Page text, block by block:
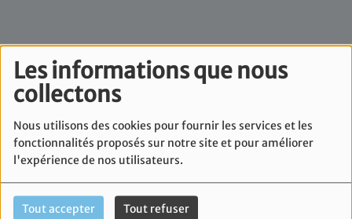
Les informations que nous
collectons
Nous utilisons des cookies pour fournir les services et les
fonctionnalités proposés sur notre site et pour améliorer
l'expérience de nos utilisateurs.
Tout accepter Tout refuser
Journal politique - 24
Octobre